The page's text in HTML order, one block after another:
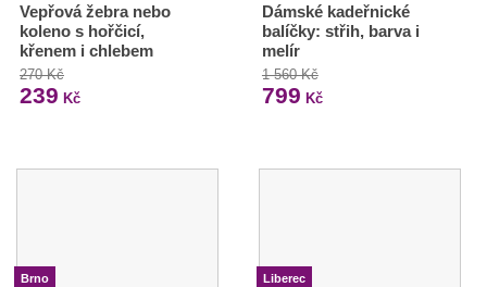
Vepřová žebra nebo
koleno s hořčicí,
křenem i chlebem
270 Kč
239 Kč
Dámské kadeřnické
balíčky: střih, barva i
melír
1 560 Kč
799 Kč
Brno Liberec